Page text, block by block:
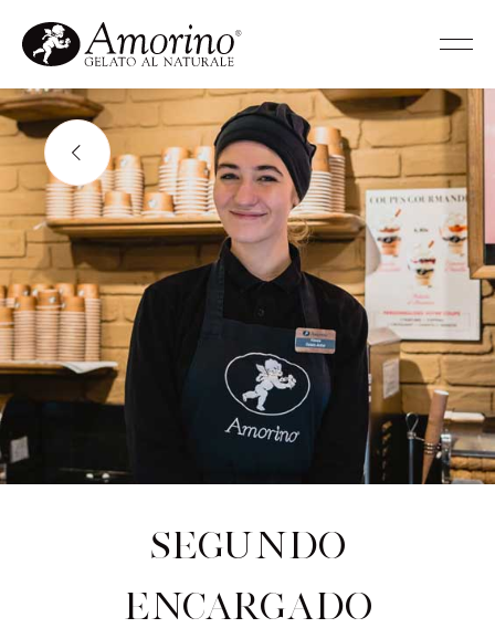
Segundo
encargado